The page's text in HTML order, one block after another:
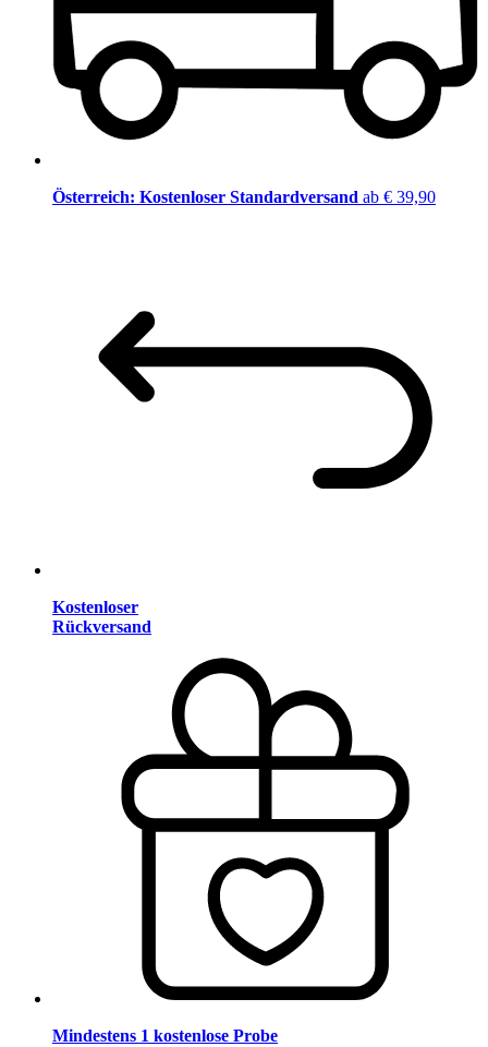
Österreich: Kostenloser Standardversand ab € 39,90
Kostenloser
Rückversand
Mindestens 1 kostenlose Probe